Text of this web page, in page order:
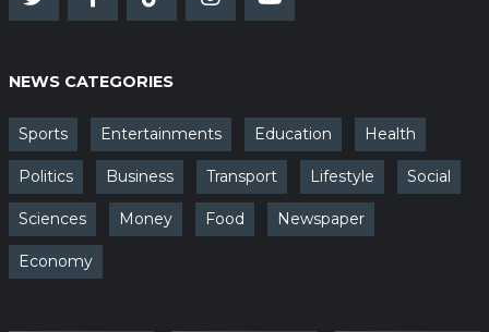
NEWS CATEGORIES
Sports Entertainments Education Health
Politics Business Transport Lifestyle Social
Sciences Money Food Newspaper
Economy